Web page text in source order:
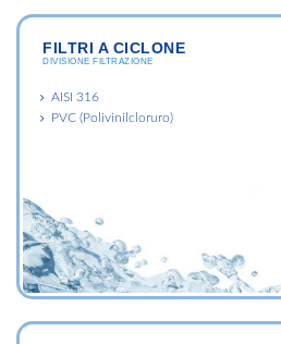
FILTRI A CICLONE
DIVISIONE FILTRAZIONE
AISI 316
PVC (Polivinilcloruro)